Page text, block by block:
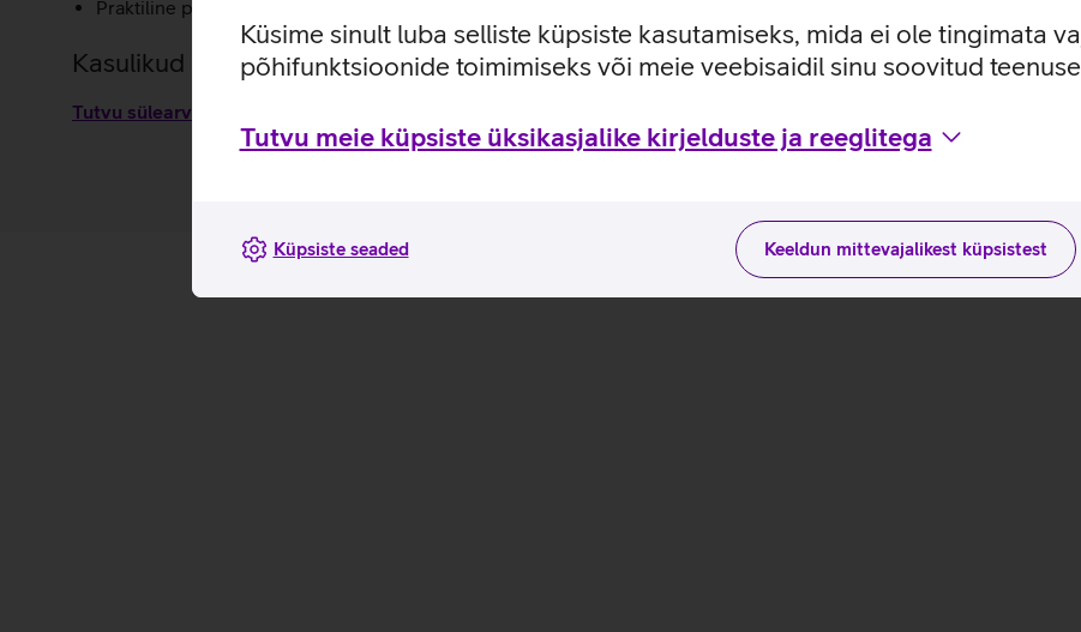
Küsime sinult luba selliste küpsiste kasutamiseks, mida ei ole tingimata
põhifunktsioonide toimimiseks või meie veebisaidil sinu soovitud
Tutvu meie küpsiste üksikasjalike kirjelduste ja reeglitega
Keeldun mittevajalikest küpsistest
Küpsiste seaded
Praktiline pagasirihm võimaldab seljakoti mugavalt kohvrikäepideme külge kinnitada.
Kasulikud lingid
Tutvu sülearvutikoti Xiaomi Roll Top Casual omaduste ja kasutusviisidega tootja kodulehel